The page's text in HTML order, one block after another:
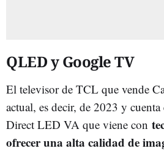
QLED y Google TV
El televisor de TCL que vende
actual, es decir, de 2023 y
Direct LED VA que viene con
ofrecer una alta calidad de